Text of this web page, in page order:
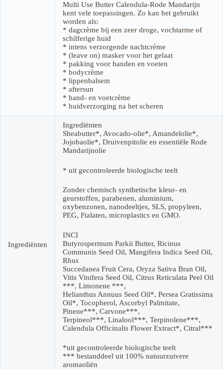
Multi Use Butter Calendula-Rode Mandarijn
kent vele toepassingen. Zo kan het gebruikt
worden als:
* dagcrème bij een zeer droge, vochtarme of
schilferige huid
* intens verzorgende nachtcrème
* (leave on) masker voor het gelaat
* pakking voor handen en voeten
* bodycrème
* lippenbalsem
* aftersun
* hand- en voetcrème
* huidverzorging na het scheren
Ingrediënten
Ingrediënten
Sheabutter*, Avocado-olie*, Amandelolie*,
Jojobaolie*, Druivenpitolie en essentiële Rode
Mandarijnolie
* uit gecontroleerde biologische teelt
Zonder chemisch synthetische kleur- en
geurstoffen, parabenen, aluminium,
oxybenzonen, nanodeeltjes, SLS, propyleen,
PEG, Ftalaten, microplastics en GMO.
INCI
Butyrospermum Parkii Butter, Ricinus
Communis Seed Oil, Mangifera Indica Seed Oil,
Rhus
Succedanea Fruit Cera, Oryza Sativa Bran Oil,
Vitis Vinifera Seed Oil, Citrus Reticulata Peel Oil
***, Limonene ***,
Helianthus Annuus Seed Oil*, Persea Gratissima
Oil*, Tocopherol, Ascorbyl Palmitate,
Pinene***, Carvone***,
Terpineol***, Linalool***, Terpinolene***,
Calendula Officinalis Flower Extract*, Citral***
*uit gecontroleerde biologische teelt
*** bestanddeel uit 100% natuurzuivere
aromaoliën